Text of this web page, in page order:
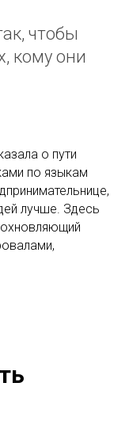
чтобы
кому они
о пути
по языкам
лучше. Здесь